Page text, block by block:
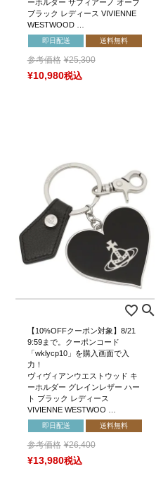
ーホルダー サフィアーノ オーブ
ブラック レディース VIVIENNE
WESTWOOD …
即日配送 送料無料
参考価格 ¥25,300
¥10,980税込
【10%OFFクーポン対象】8/21
9:59まで。クーポンコード
「wklycp10」を購入画面で入
力！
ヴィヴィアンウエストウッド キ
ーホルダー グレインレザー ハー
ト ブラック レディース
VIVIENNE WESTWOO …
即日配送 送料無料
参考価格 ¥26,400
¥13,980税込